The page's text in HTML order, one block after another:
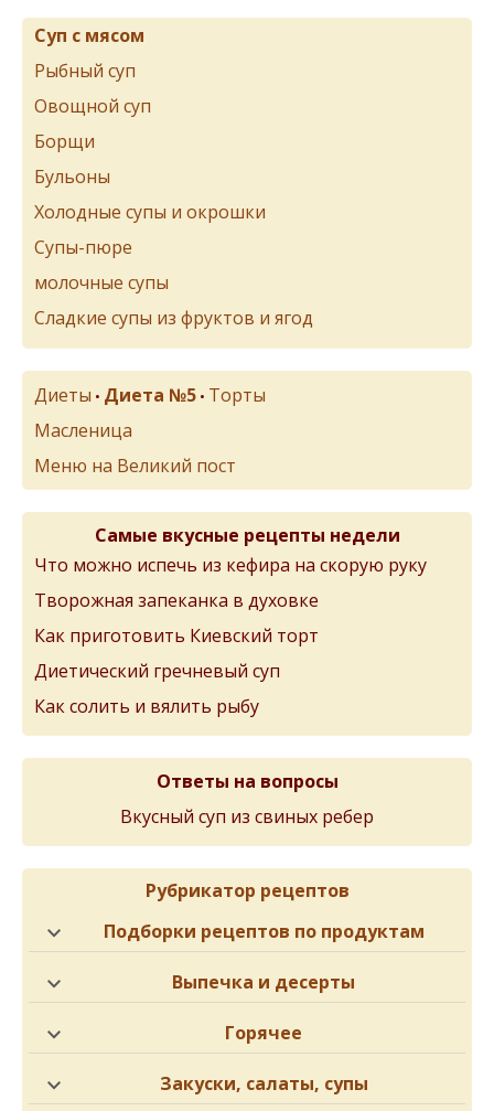
Суп с мясом
Рыбный суп
Овощной суп
Борщи
Бульоны
Холодные супы и окрошки
Супы-пюре
молочные супы
Сладкие супы из фруктов и ягод
Диеты • Диета №5 • Торты
Масленица
Меню на Великий пост
Самые вкусные рецепты недели
Что можно испечь из кефира на скорую руку
Творожная запеканка в духовке
Как приготовить Киевский торт
Диетический гречневый суп
Как солить и вялить рыбу
Ответы на вопросы
Вкусный суп из свиных ребер
Рубрикатор рецептов
Подборки рецептов по продуктам
Выпечка и десерты
Горячее
Закуски, салаты, супы